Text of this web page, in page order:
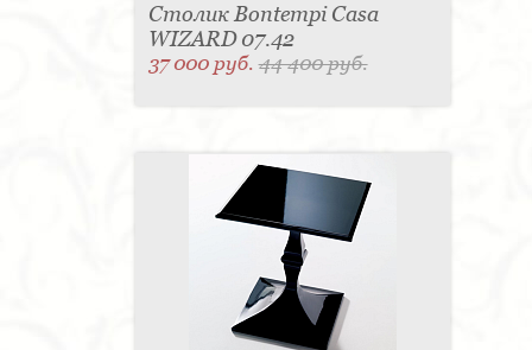
Столик Bontempi Casa
WIZARD 07.42
37 000 руб.44 400 руб.